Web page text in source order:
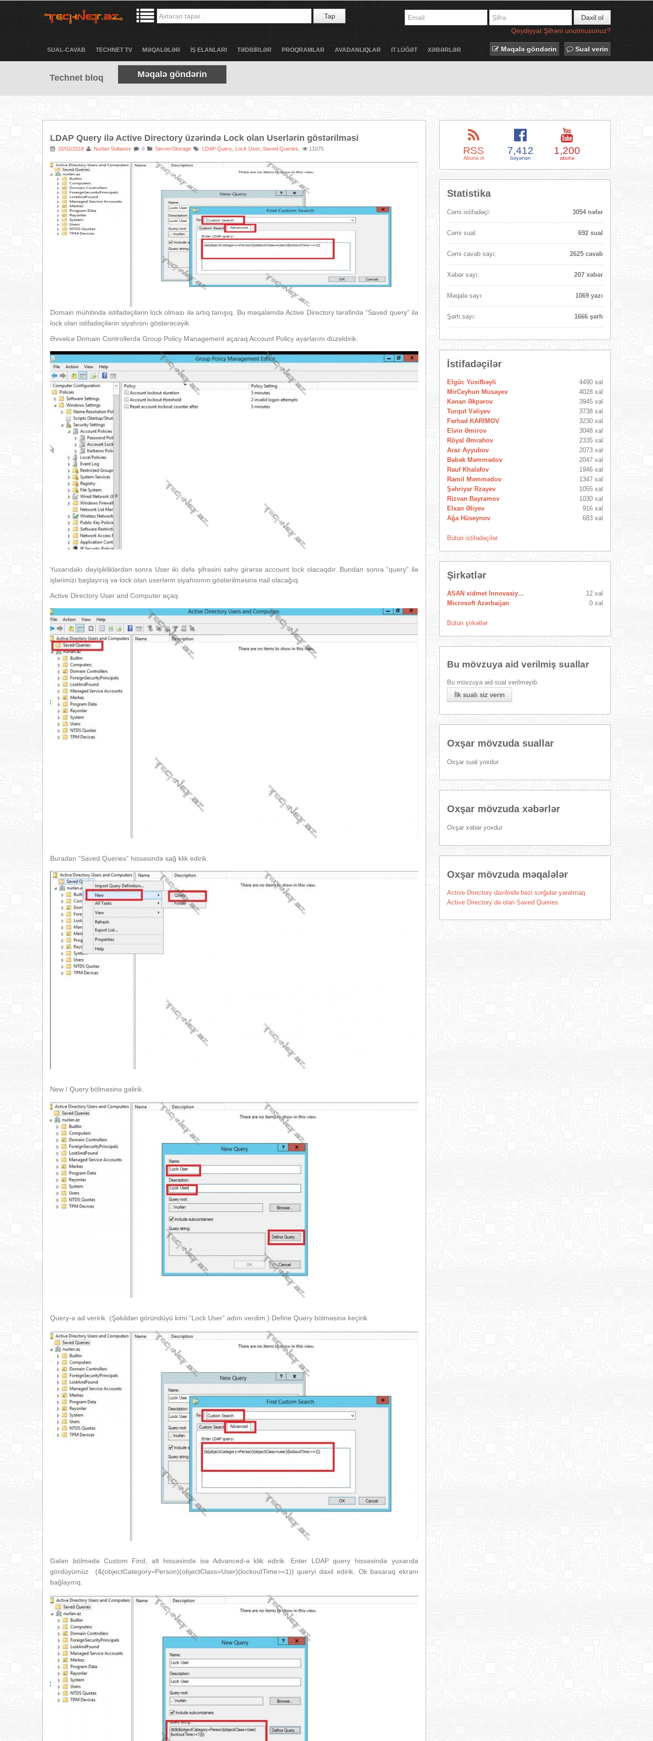
Tap
Daxil ol
Qeydiyyat Şifrəni unutmusunuz?
SUAL-CAVAB TECHNET TV MƏQALƏLƏR İŞ ELANLARI TƏDBİRLƏR PROQRAMLAR AVADANLIQLAR IT LÜĞƏT XƏBƏRLƏR Məqalə göndərin Sual verin
Technet bloq Məqalə göndərin
LDAP Query ilə Active Directory üzərində Lock olan Userlərin göstərilməsi
: 20/02/2016 : Nurlan Soltanov : 0 : Server/Storage : LDAP Query Lock User Saved Queries 11075
Domain mühitində istifadəçilərin lock olması ilə artıq tanışıq. Bu məqaləmdə Active Directory tərəfində “Saved query” ilə
lock olan istifadəçilərin siyahısnı göstərəcəyik.
Əvvəlcə Domain Controllerdə Group Policy Management açaraq Account Policy ayarlarını düzəldirik.
Yuxarıdakı dəyişikliklərdən sonra User iki dəfə şifrəsini səhv girərsə account lock olacaqdır. Bundan sonra “query” ilə
işlərimizi başlayırıq və lock olan userlərin siyahısının göstərilməsinə nail olacağıq.
Active Directory User and Computer açaq.
Buradan “Saved Queries” hissəsində sağ klik edirik.
New / Query bölməsinə gəlirik.
Query-ə ad veririk. (Şəkildən göründüyü kimi “Lock User” adını verdim.) Define Query bölməsinə keçirik.
Gələn bölmədə Custom Find, alt hissəsində isə Advanced-ə klik edirik. Enter LDAP query hissəsində yuxarıda
gördüyümüz (&(objectCategory=Person)(objectClass=User)(lockoutTime>=1)) queryi daxil edirik. Ok basaraq ekranı
bağlayırıq.
RSS
Abunə ol
7,412
bəyənən
1,200
abunə
Statistika
Cəmi istifadəçi: 3054 nəfər
Cəmi sual: 692 sual
Cəmi cavab sayı: 2625 cavab
Xəbər sayı: 207 xəbər
Məqalə sayı: 1069 yazı
Şərh sayı: 1666 şərh
İstifadəçilər
Elgüc Yusifbəyli
4490 xal
MirCeyhun Musayev
4028 xal
Kənan Əkpərov
3945 xal
Turqut Vəliyev
3738 xal
Farhad KARIMOV
3230 xal
Elvin Əmirov
3048 xal
Röyal Əmrahov
2335 xal
Araz Ayyubov
2073 xal
Babək Məmmədov
2047 xal
Rauf Khalafov
1946 xal
Ramil Məmmədov
1347 xal
Şəhriyar Rzayev
1055 xal
Rizvan Bayramov
1030 xal
Elxan Əliyev
916 xal
Ağa Hüseynov
683 xal
Bütün istifadəçilər
Şirkətlər
ASAN xidmet Innovasiya Mərkəzi
12 xal
Microsoft Azerbaijan
0 xal
Bütün şirkətlər
Bu mövzuya aid verilmiş suallar
Bu mövzuya aid sual verilməyib.
İlk sualı siz verin
Oxşar mövzuda suallar
Oxşar sual yoxdur
Oxşar mövzuda xəbərlər
Oxşar xəbər yoxdur
Oxşar mövzuda məqalələr
Active Directory daxilində bəzi sorğular yaratmaq
Active Directory`də olan Saved Queries